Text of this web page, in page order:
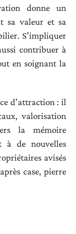
donne un
sa valeur et sa
S’impliquer
contribuer à
en soignant la
d’attraction : il
valorisation
la mémoire
à de nouvelles
avisés
case, pierre